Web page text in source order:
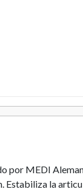
MEDI
Estabiliza la